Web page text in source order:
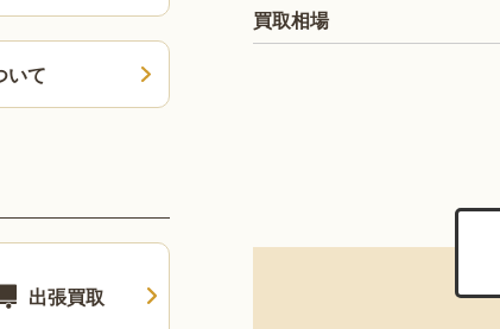
買取相場
いて
出張買取